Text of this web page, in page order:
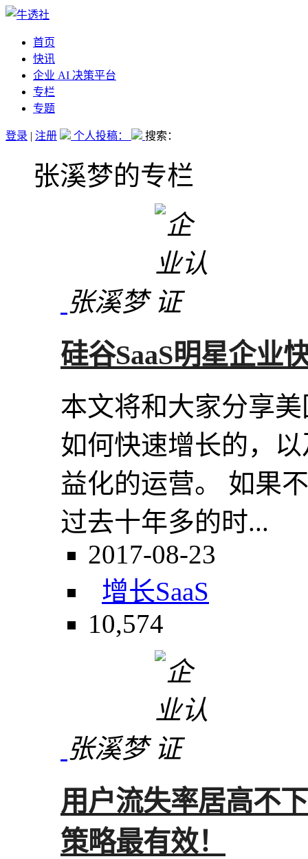
首页
快讯
企业 AI 决策平台
专栏
专题
登录 | 注册 个人投稿： 搜索：
张溪梦的专栏
张溪梦
硅谷SaaS明星企业
本文将和大家分享
如何快速增长的，
益化的运营。 如果
过去十年多的时...
2017-08-23
增长SaaS
10,574
张溪梦
用户流失率居高不
策略最有效！